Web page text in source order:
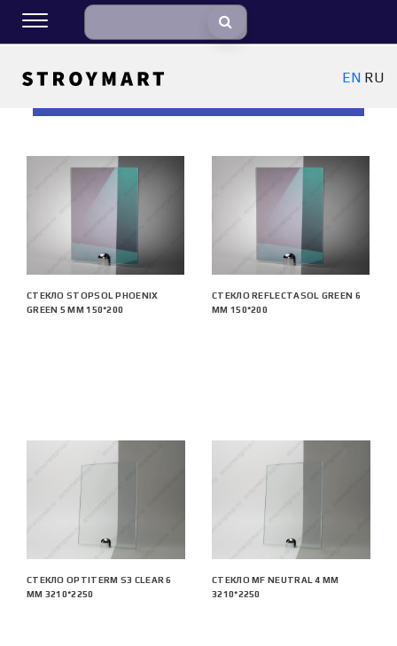
EN RU
СТЕКЛО STOPSOL PHOENIX
GREEN 5 ММ 150*200
СТЕКЛО REFLECTASOL GREEN 6
ММ 150*200
СТЕКЛО OPTITERM S3 CLEAR 6
ММ 3210*2250
СТЕКЛО MF NEUTRAL 4 ММ
3210*2250